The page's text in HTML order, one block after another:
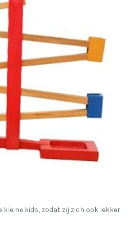
kleine kids, zodat zij zich ook lekker